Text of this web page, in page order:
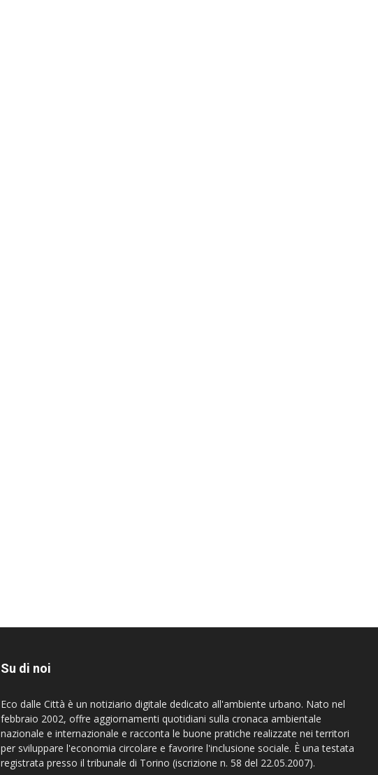
Su di noi
Eco dalle Città è un notiziario digitale dedicato all'ambiente urbano. Nato nel
febbraio 2002, offre aggiornamenti quotidiani sulla cronaca ambientale
nazionale e internazionale e racconta le buone pratiche realizzate nei territori
per sviluppare l'economia circolare e favorire l'inclusione sociale. È una testata
registrata presso il tribunale di Torino (iscrizione n. 58 del 22.05.2007).